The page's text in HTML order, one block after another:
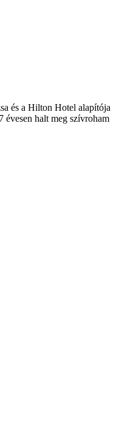
és a Hilton Hotel alapítója
halt meg szívroham